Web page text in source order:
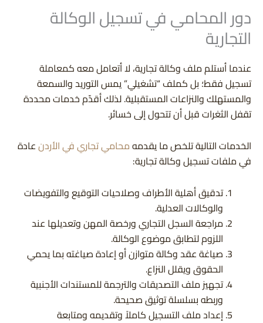
دور المحامي في تسجيل الوكالة
التجارية
عندما أستلم ملف وكالة تجارية، لا أتعامل معه كمعاملة
تسجيل فقط؛ بل كملف “تشغيلي” يمس التوريد والسمعة
والمستهلك والنزاعات المستقبلية. لذلك أقدّم خدمات محددة
تقفل الثغرات قبل أن تتحول إلى خسائر.
الخدمات التالية تلخص ما يقدمهمحامي تجاري في الأردنعادة
في ملفات تسجيل وكالة تجارية:
تدقيق أهلية الأطراف وصلاحيات التوقيع والتفويضات
والوكالات العدلية.
مراجعة السجل التجاري ورخصة المهن وتعديلها عند
اللزوم لتطابق موضوع الوكالة.
صياغة عقد وكالة متوازن أو إعادة صياغته بما يحمي
الحقوق ويقلل النزاع.
تجهيز ملف التصديقات والترجمة للمستندات الأجنبية
وربطه بسلسلة توثيق صحيحة.
إعداد ملف التسجيل كاملاً وتقديمه ومتابعة